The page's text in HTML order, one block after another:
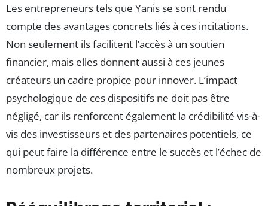
Les entrepreneurs tels que Yanis se sont rendu
compte des avantages concrets liés à ces incitations.
Non seulement ils facilitent l’accès à un soutien
financier, mais elles donnent aussi à ces jeunes
créateurs un cadre propice pour innover. L’impact
psychologique de ces dispositifs ne doit pas être
négligé, car ils renforcent également la crédibilité vis-à-
vis des investisseurs et des partenaires potentiels, ce
qui peut faire la différence entre le succès et l’échec de
nombreux projets.